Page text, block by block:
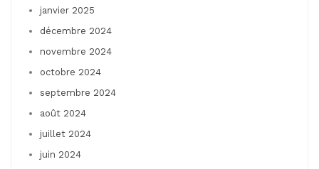
janvier 2025
décembre 2024
novembre 2024
octobre 2024
septembre 2024
août 2024
juillet 2024
juin 2024